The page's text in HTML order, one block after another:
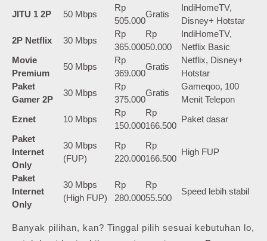
JITU 1 2P
50 Mbps
Rp
505.000
Gratis
IndiHomeTV,
Disney+ Hotstar
2P Netflix
30 Mbps
Rp
365.000
Rp
50.000
IndiHomeTV,
Netflix Basic
Movie
Premium
50 Mbps
Rp
369.000
Gratis
Netflix, Disney+
Hotstar
Paket
Gamer 2P
30 Mbps
Rp
375.000
Gratis
Gameqoo, 100
Menit Telepon
Eznet
10 Mbps
Rp
150.000
Rp
166.500
Paket dasar
Paket
Internet
Only
30 Mbps
(FUP)
Rp
220.000
Rp
166.500
High FUP
Paket
Internet
Only
30 Mbps
(High FUP)
Rp
280.000
Rp
55.500
Speed lebih stabil
Banyak pilihan, kan? Tinggal pilih sesuai kebutuhan lo,